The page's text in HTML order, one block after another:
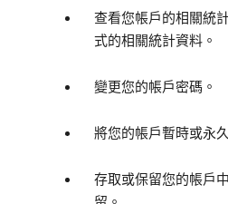
查看您帳戶的相關統
式的相關統計資料。
變更您的帳戶密碼。
將您的帳戶暫時或永
存取或保留您的帳戶